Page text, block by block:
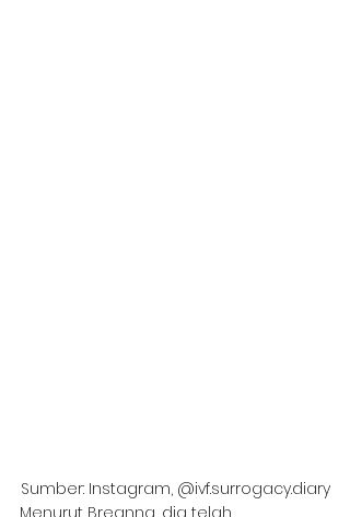
Sumber: Instagram, @ivf.surrogacy.diary
Menurut Breanna, dia telah